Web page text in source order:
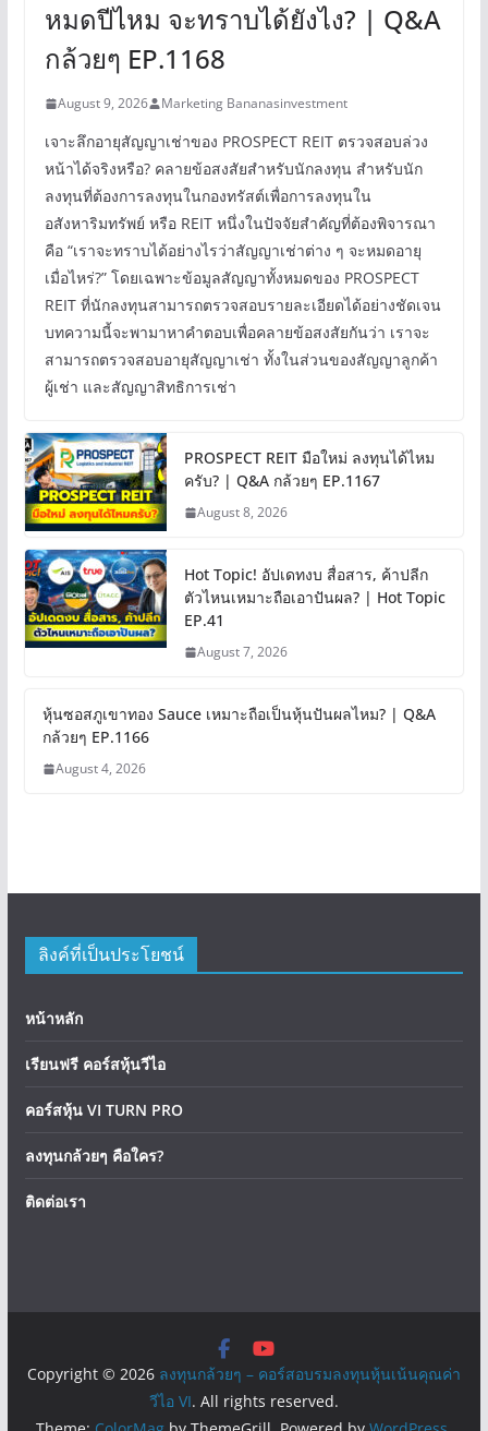
หมดปีไหม จะทราบได้ยังไง? | Q&A
กล้วยๆ EP.1168
August 9, 2026 Marketing Bananasinvestment
เจาะลึกอายุสัญญาเช่าของ PROSPECT REIT ตรวจสอบล่วง
หน้าได้จริงหรือ? คลายข้อสงสัยสำหรับนักลงทุน สำหรับนัก
ลงทุนที่ต้องการลงทุนในกองทรัสต์เพื่อการลงทุนใน
อสังหาริมทรัพย์ หรือ REIT หนึ่งในปัจจัยสำคัญที่ต้องพิจารณา
คือ “เราจะทราบได้อย่างไรว่าสัญญาเช่าต่าง ๆ จะหมดอายุ
เมื่อไหร่?” โดยเฉพาะข้อมูลสัญญาทั้งหมดของ PROSPECT
REIT ที่นักลงทุนสามารถตรวจสอบรายละเอียดได้อย่างชัดเจน
บทความนี้จะพามาหาคำตอบเพื่อคลายข้อสงสัยกันว่า เราจะ
สามารถตรวจสอบอายุสัญญาเช่า ทั้งในส่วนของสัญญาลูกค้า
ผู้เช่า และสัญญาสิทธิการเช่า
PROSPECT REIT มือใหม่ ลงทุนได้ไหม
ครับ? | Q&A กล้วยๆ EP.1167
August 8, 2026
Hot Topic! อัปเดทงบ สื่อสาร, ค้าปลีก
ตัวไหนเหมาะถือเอาปันผล? | Hot Topic
EP.41
August 7, 2026
หุ้นซอสภูเขาทอง Sauce เหมาะถือเป็นหุ้นปันผลไหม? | Q&A
กล้วยๆ EP.1166
August 4, 2026
ลิงค์ที่เป็นประโยชน์
หน้าหลัก
เรียนฟรี คอร์สหุ้นวีไอ
คอร์สหุ้น VI TURN PRO
ลงทุนกล้วยๆ คือใคร?
ติดต่อเรา
Copyright © 2026 ลงทุนกล้วยๆ – คอร์สอบรมลงทุนหุ้นเน้นคุณค่า
วีไอ VI. All rights reserved.